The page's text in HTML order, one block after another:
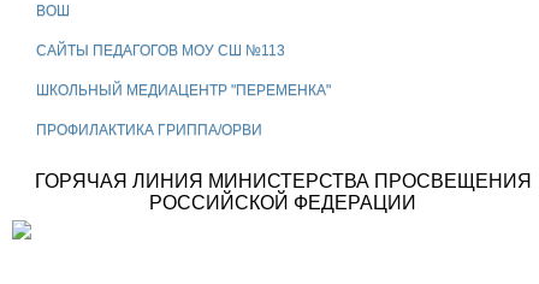
ВОШ
САЙТЫ ПЕДАГОГОВ МОУ СШ №113
ШКОЛЬНЫЙ МЕДИАЦЕНТР "ПЕРЕМЕНКА"
ПРОФИЛАКТИКА ГРИППА/ОРВИ
ГОРЯЧАЯ ЛИНИЯ МИНИСТЕРСТВА ПРОСВЕЩЕНИЯ
РОССИЙСКОЙ ФЕДЕРАЦИИ